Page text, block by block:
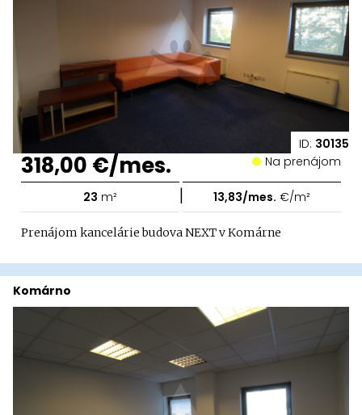
ID: 30135
318,00 €/mes. Na prenájom
23 m² | 13,83/mes. €/m²
Prenájom kancelárie budova NEXT v Komárne
Komárno